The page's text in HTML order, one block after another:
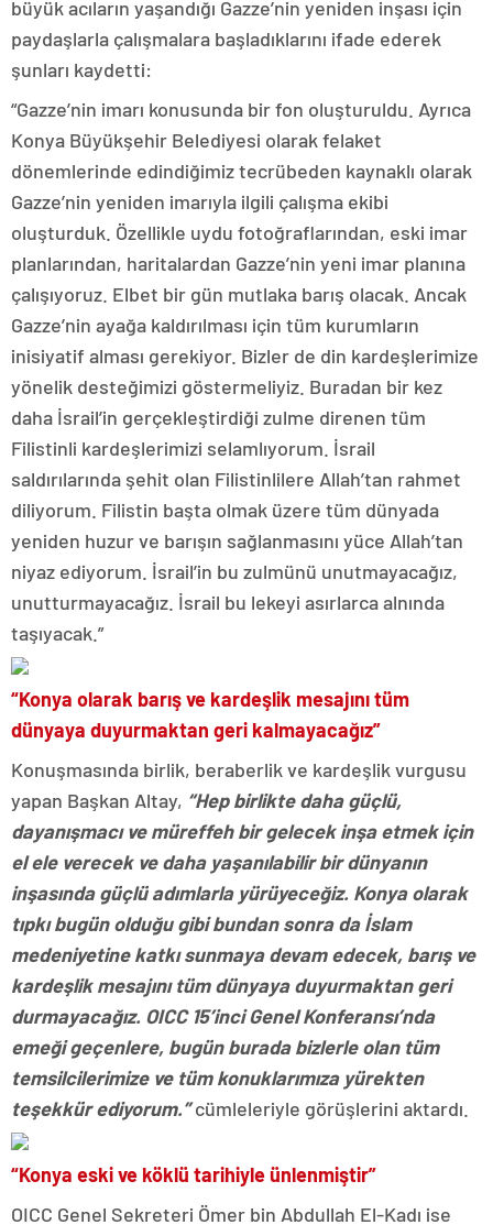
büyük acıların yaşandığı Gazze’nin yeniden inşası için
paydaşlarla çalışmalara başladıklarını ifade ederek
şunları kaydetti:
“Gazze’nin imarı konusunda bir fon oluşturuldu. Ayrıca
Konya Büyükşehir Belediyesi olarak felaket
dönemlerinde edindiğimiz tecrübeden kaynaklı olarak
Gazze’nin yeniden imarıyla ilgili çalışma ekibi
oluşturduk. Özellikle uydu fotoğraflarından, eski imar
planlarından, haritalardan Gazze’nin yeni imar planına
çalışıyoruz. Elbet bir gün mutlaka barış olacak. Ancak
Gazze’nin ayağa kaldırılması için tüm kurumların
inisiyatif alması gerekiyor. Bizler de din kardeşlerimize
yönelik desteğimizi göstermeliyiz. Buradan bir kez
daha İsrail’in gerçekleştirdiği zulme direnen tüm
Filistinli kardeşlerimizi selamlıyorum. İsrail
saldırılarında şehit olan Filistinlilere Allah’tan rahmet
diliyorum. Filistin başta olmak üzere tüm dünyada
yeniden huzur ve barışın sağlanmasını yüce Allah’tan
niyaz ediyorum. İsrail’in bu zulmünü unutmayacağız,
unutturmayacağız. İsrail bu lekeyi asırlarca alnında
taşıyacak.”
“Konya olarak barış ve kardeşlik mesajını tüm
dünyaya duyurmaktan geri kalmayacağız”
Konuşmasında birlik, beraberlik ve kardeşlik vurgusu
yapan Başkan Altay, “Hep birlikte daha güçlü,
dayanışmacı ve müreffeh bir gelecek inşa etmek için
el ele verecek ve daha yaşanılabilir bir dünyanın
inşasında güçlü adımlarla yürüyeceğiz. Konya olarak
tıpkı bugün olduğu gibi bundan sonra da İslam
medeniyetine katkı sunmaya devam edecek, barış ve
kardeşlik mesajını tüm dünyaya duyurmaktan geri
durmayacağız. OICC 15’inci Genel Konferansı’nda
emeği geçenlere, bugün burada bizlerle olan tüm
temsilcilerimize ve tüm konuklarımıza yürekten
teşekkür ediyorum.”cümleleriyle görüşlerini aktardı.
“Konya eski ve köklü tarihiyle ünlenmiştir”
OICC Genel Sekreteri Ömer bin Abdullah El-Kadı ise